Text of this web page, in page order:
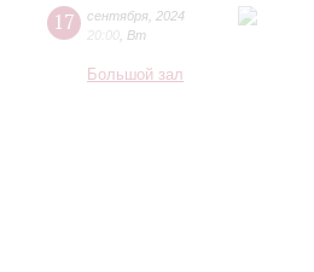
17 сентября 2024
20:00 Вт
Большой зал